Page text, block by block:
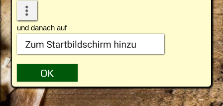
und danach auf